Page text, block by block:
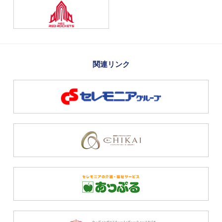
関連リンク